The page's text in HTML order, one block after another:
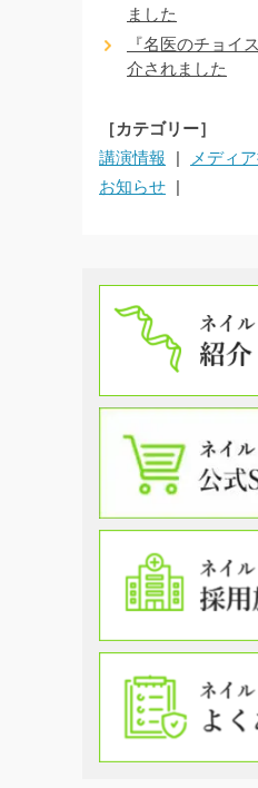
ました
『名医のチョイ
介されました
［カテゴリー］
講演情報
メディ
お知らせ